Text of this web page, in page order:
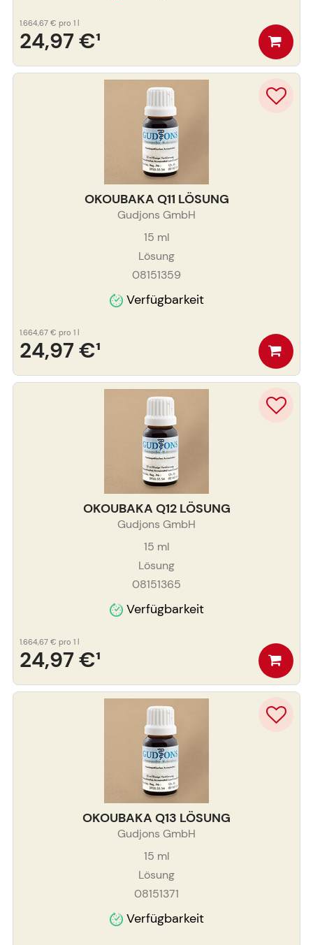
24,97 €¹
1.664,67 € pro 1 l
OKOUBAKA Q11 LÖSUNG
Gudjons GmbH
15 ml
Lösung
08151359
Verfügbarkeit
24,97 €¹
1.664,67 € pro 1 l
OKOUBAKA Q12 LÖSUNG
Gudjons GmbH
15 ml
Lösung
08151365
Verfügbarkeit
24,97 €¹
1.664,67 € pro 1 l
OKOUBAKA Q13 LÖSUNG
Gudjons GmbH
15 ml
Lösung
08151371
Verfügbarkeit